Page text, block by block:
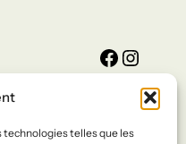
telles que les
Facebook Instagram